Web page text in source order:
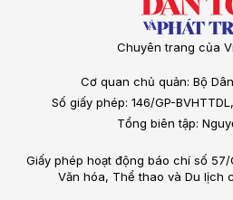
Chuyên trang của
Cơ quan chủ quản: Bộ
Số giấy phép: 146/GP-
Tổng biên tập:
Giấy phép hoạt động báo chí số
Văn hóa, Thể thao và Du lịch